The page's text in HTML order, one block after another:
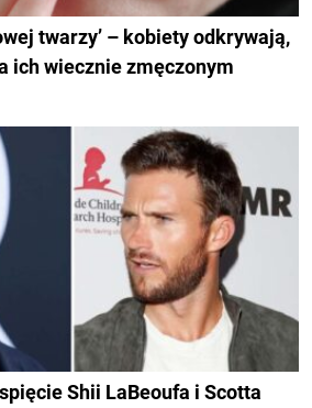
twarzy’ – kobiety odkrywają,
ich wiecznie zmęczonym
Shii LaBeoufa i Scotta